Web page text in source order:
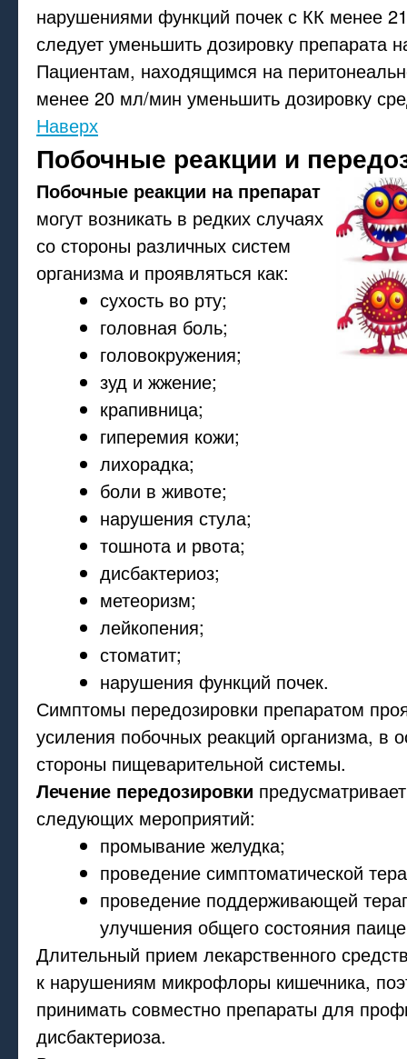
нарушениями функций почек с КК менее
следует уменьшить дозировку препарата
Пациентам, находящимся на
менее 20 мл/мин уменьшить дозировку
Наверх
Побочные реакции и
Побочные реакции на препарат
могут возникать в редких случаях
со стороны различных систем
организма и проявляться как:
сухость во рту;
головная боль;
головокружения;
зуд и жжение;
крапивница;
гиперемия кожи;
лихорадка;
боли в животе;
нарушения стула;
тошнота и рвота;
дисбактериоз;
метеоризм;
лейкопения;
стоматит;
нарушения функций почек.
Симптомы передозировки препаратом
усиления побочных реакций организма, в
стороны пищеварительной системы.
Лечение передозировки
следующих мероприятий:
промывание желудка;
проведение симптоматической
проведение поддерживающей
улучшения общего состояния
Длительный прием лекарственного
к нарушениям микрофлоры кишечника,
принимать совместно препараты для
дисбактериоза.